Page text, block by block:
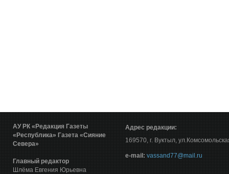
АУ РК «Редакция Газеты
«Республика» Газета «Сияние
Севера»
Главный редактор
Шлёма Евгения Юрьевна
Адрес редакции:
169570, г. Вуктыл,
е-mail: vassand77@mail.ru